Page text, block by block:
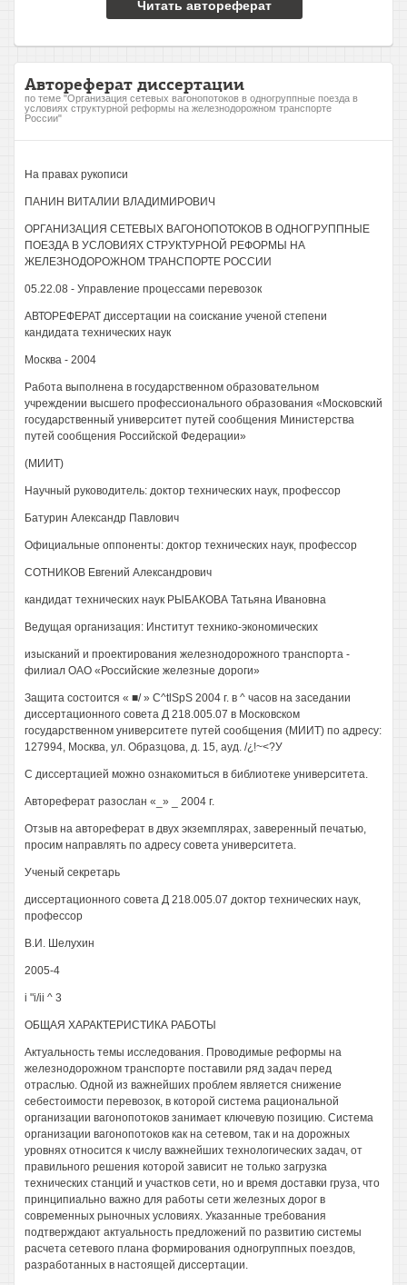
Читать автореферат
Автореферат диссертации
по теме "Организация сетевых вагонопотоков в одногруппные поезда в
условиях структурной реформы на железнодорожном транспорте
России"
На правах рукописи
ПАНИН ВИТАЛИИ ВЛАДИМИРОВИЧ
ОРГАНИЗАЦИЯ СЕТЕВЫХ ВАГОНОПОТОКОВ В ОДНОГРУППНЫЕ
ПОЕЗДА В УСЛОВИЯХ СТРУКТУРНОЙ РЕФОРМЫ НА
ЖЕЛЕЗНОДОРОЖНОМ ТРАНСПОРТЕ РОССИИ
05.22.08 - Управление процессами перевозок
АВТОРЕФЕРАТ диссертации на соискание ученой степени
кандидата технических наук
Москва - 2004
Работа выполнена в государственном образовательном
учреждении высшего профессионального образования «Московский
государственный университет путей сообщения Министерства
путей сообщения Российской Федерации»
(МИИТ)
Научный руководитель: доктор технических наук, профессор
Батурин Александр Павлович
Официальные оппоненты: доктор технических наук, профессор
СОТНИКОВ Евгений Александрович
кандидат технических наук РЫБАКОВА Татьяна Ивановна
Ведущая организация: Институт технико-экономических
изысканий и проектирования железнодорожного транспорта -
филиал ОАО «Российские железные дороги»
Защита состоится « ■/ » C^tlSpS 2004 г. в ^ часов на заседании
диссертационного совета Д 218.005.07 в Московском
государственном университете путей сообщения (МИИТ) по адресу:
127994, Москва, ул. Образцова, д. 15, ауд. /¿!~<?У
С диссертацией можно ознакомиться в библиотеке университета.
Автореферат разослан «_» _ 2004 г.
Отзыв на автореферат в двух экземплярах, заверенный печатью,
просим направлять по адресу совета университета.
Ученый секретарь
диссертационного совета Д 218.005.07 доктор технических наук,
профессор
В.И. Шелухин
2005-4
i "i/ii ^ 3
ОБЩАЯ ХАРАКТЕРИСТИКА РАБОТЫ
Актуальность темы исследования. Проводимые реформы на
железнодорожном транспорте поставили ряд задач перед
отраслью. Одной из важнейших проблем является снижение
себестоимости перевозок, в которой система рациональной
организации вагонопотоков занимает ключевую позицию. Система
организации вагонопотоков как на сетевом, так и на дорожных
уровнях относится к числу важнейших технологических задач, от
правильного решения которой зависит не только загрузка
технических станций и участков сети, но и время доставки груза, что
принципиально важно для работы сети железных дорог в
современных рыночных условиях. Указанные требования
подтверждают актуальность предложений по развитию системы
расчета сетевого плана формирования одногруппных поездов,
разработанных в настоящей диссертации.